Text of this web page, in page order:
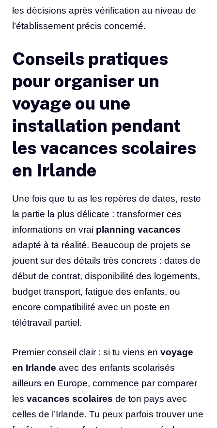
les décisions après vérification au niveau de
l’établissement précis concerné.
Conseils pratiques
pour organiser un
voyage ou une
installation pendant
les vacances scolaires
en Irlande
Une fois que tu as les repères de dates, reste
la partie la plus délicate : transformer ces
informations en vrai planning vacances
adapté à ta réalité. Beaucoup de projets se
jouent sur des détails très concrets : dates de
début de contrat, disponibilité des logements,
budget transport, fatigue des enfants, ou
encore compatibilité avec un poste en
télétravail partiel.
Premier conseil clair : si tu viens en voyage
en Irlande avec des enfants scolarisés
ailleurs en Europe, commence par comparer
les vacances scolaires de ton pays avec
celles de l’Irlande. Tu peux parfois trouver une